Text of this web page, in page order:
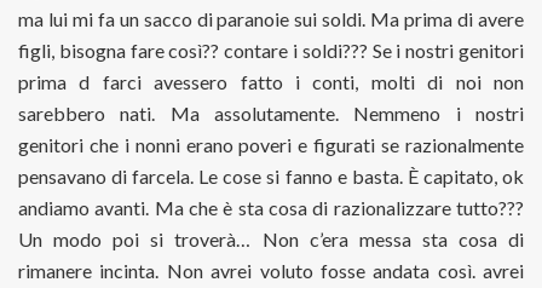
ma lui mi fa un sacco di paranoie sui soldi. Ma prima di avere
figli, bisogna fare così?? contare i soldi??? Se i nostri genitori
prima d farci avessero fatto i conti, molti di noi non
sarebbero nati. Ma assolutamente. Nemmeno i nostri
genitori che i nonni erano poveri e figurati se razionalmente
pensavano di farcela. Le cose si fanno e basta. È capitato, ok
andiamo avanti. Ma che è sta cosa di razionalizzare tutto???
Un modo poi si troverà… Non c’era messa sta cosa di
rimanere incinta. Non avrei voluto fosse andata così. avrei